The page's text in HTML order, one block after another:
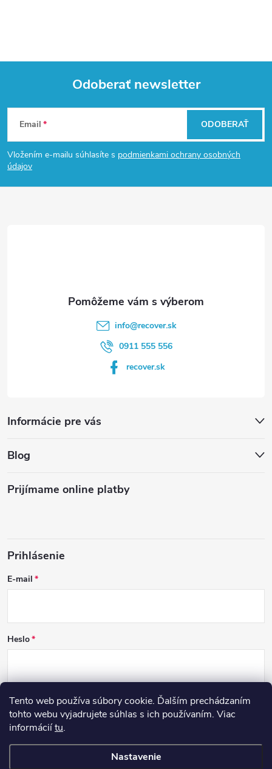
Tento web používa súbory cookie. Ďalším prechádzaním
tohto webu vyjadrujete súhlas s ich používaním. Viac
informáciítu.
Nastavenie
Z
á
p
Odoberať newsletter
Email
Vložením e-mailu súhlasíte s podmienkami ochrany osobných
údajov
ODOBERAŤ
info@recover.sk
0911 555 556
recover.sk
Informácie pre vás
Blog
Prijímame online platby
Prihlásenie
E-mail
Heslo
PRIHLÁSIŤ SA